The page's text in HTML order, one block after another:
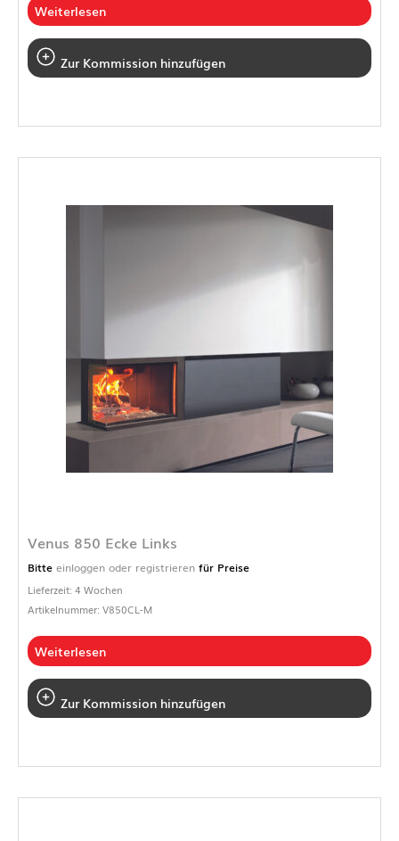
Weiterlesen
Zur Kommission hinzufügen
Venus 850 Ecke Links
Bitte einloggen oder registrieren für Preise
Lieferzeit: 4 Wochen
Artikelnummer: V850CL-M
Weiterlesen
Zur Kommission hinzufügen